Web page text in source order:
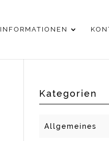
INFORMATIONEN
Kategorien
Allgemeines